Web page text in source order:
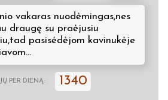
vakaras nuodėmingas,nes
draugę su praėjusiu
pasisėdėjom kavinukėje
PER DIENĄ: 1340